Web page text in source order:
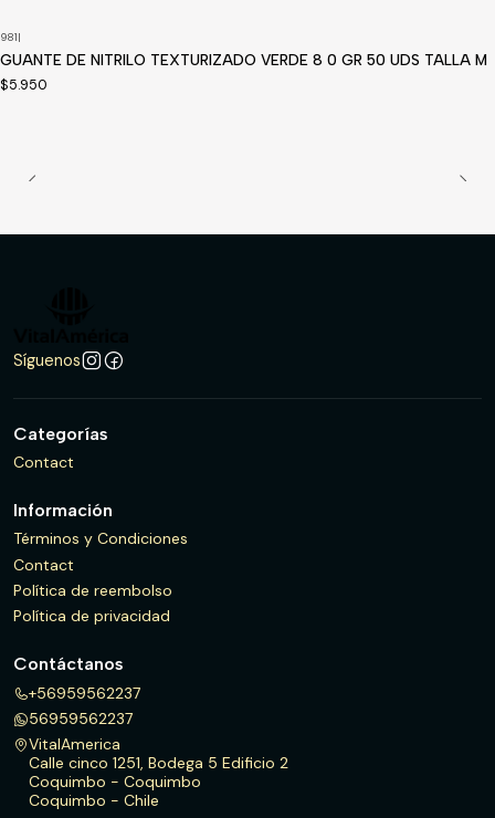
981|
GUANTE DE NITRILO TEXTURIZADO VERDE 8 0 GR 50 UDS TALLA M
$5.950
Síguenos
Categorías
Contact
Información
Términos y Condiciones
Contact
Política de reembolso
Política de privacidad
Contáctanos
+56959562237
56959562237
VitalAmerica
Calle cinco 1251, Bodega 5 Edificio 2
Coquimbo - Coquimbo
Coquimbo - Chile